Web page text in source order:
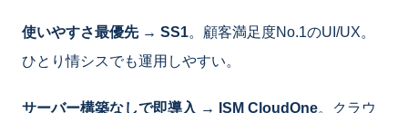
使いやすさ最優先 → SS1。顧客満足度No.1のUI/UX。
ひとり情シスでも運用しやすい。
サーバー構築なしで即導入 → ISM CloudOne。クラウ